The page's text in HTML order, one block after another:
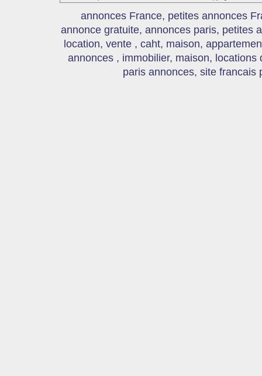
annonces France, petites annonces
annonce gratuite, annonces paris, petites
location, vente , caht, maison,
annonces , immobilier, maison,
paris annonces, site francais